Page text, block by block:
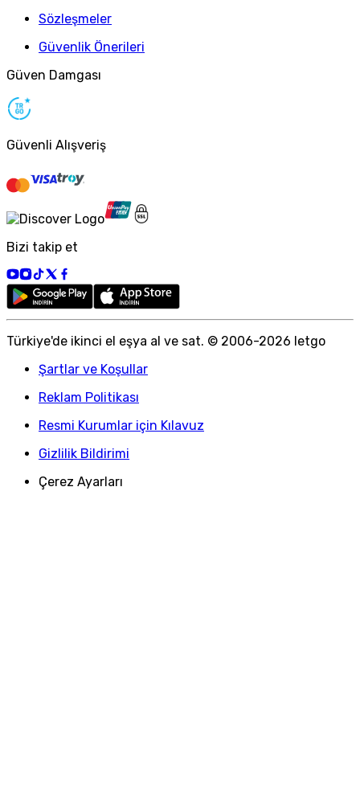
Sözleşmeler
Güvenlik Önerileri
Güven Damgası
Güvenli Alışveriş
Bizi takip et
Türkiye'de ikinci el eşya al ve sat. © 2006-2026 letgo
Şartlar ve Koşullar
Reklam Politikası
Resmi Kurumlar için Kılavuz
Gizlilik Bildirimi
Çerez Ayarları